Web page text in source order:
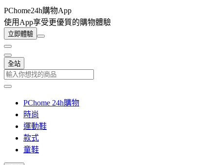
PChome24h購物App
使用App享受更優質的購物體驗
立即體驗
全站
PChome 24h購物
時尚
運動鞋
款式
童鞋